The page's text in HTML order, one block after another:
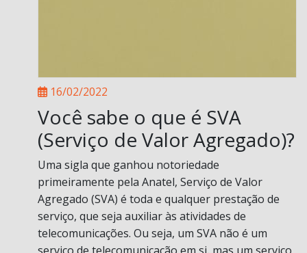
16/02/2022
Você sabe o que é SVA
(Serviço de Valor Agregado)?
Uma sigla que ganhou notoriedade
primeiramente pela Anatel, Serviço de Valor
Agregado (SVA) é toda e qualquer prestação de
serviço, que seja auxiliar às atividades de
telecomunicações. Ou seja, um SVA não é um
serviço de telecomunicação em si, mas um serviço